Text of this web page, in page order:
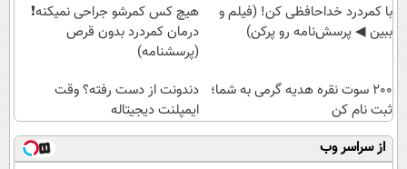
با کمردرد خداحافظی کن! (فیلم و
ببین ◀ پرسش‌نامه رو پرکن)
هیچ کس کمرشو جراحی نمیکنه❗
درمان کمردرد بدون قرص
(پرسشنامه)
200 سوت نقره هدیه گرمی به شما؛
ثبت نام کن
دندونت از دست رفته؟ وقت
ایمپلنت دیجیتاله
از سراسر وب